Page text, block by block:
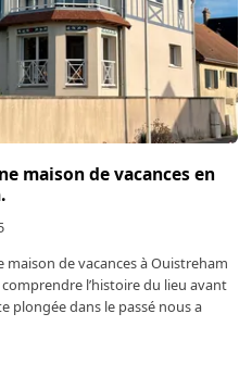
maison de vacances en
maison de vacances à Ouistreham
l’histoire du lieu avant
plongée dans le passé nous a